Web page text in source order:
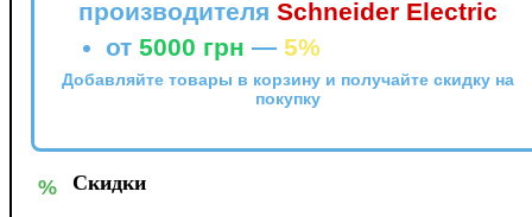
производителя Schneider Electric
от 5000 грн — 5%
Добавляйте товары в корзину и получайте скидку на
покупку
% Скидки